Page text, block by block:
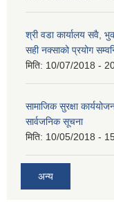
श्री वडा कार्यालय सवै,
सही नक्साको प्रयोग
मिति: 10/07/2018 -
सामाजिक सुरक्षा
सार्वजनिक सूचना
मिति: 10/05/2018 -
अन्य